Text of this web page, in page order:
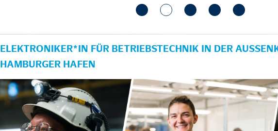
ELEKTRONIKER*IN FÜR BETRIEBSTECHNIK IN DER
AMBURGER HAFEN